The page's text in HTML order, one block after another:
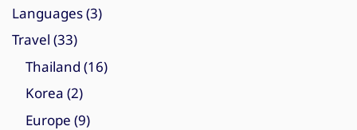
Languages(3)
Travel (33)
Thailand (16)
Korea (2)
Europe (9)